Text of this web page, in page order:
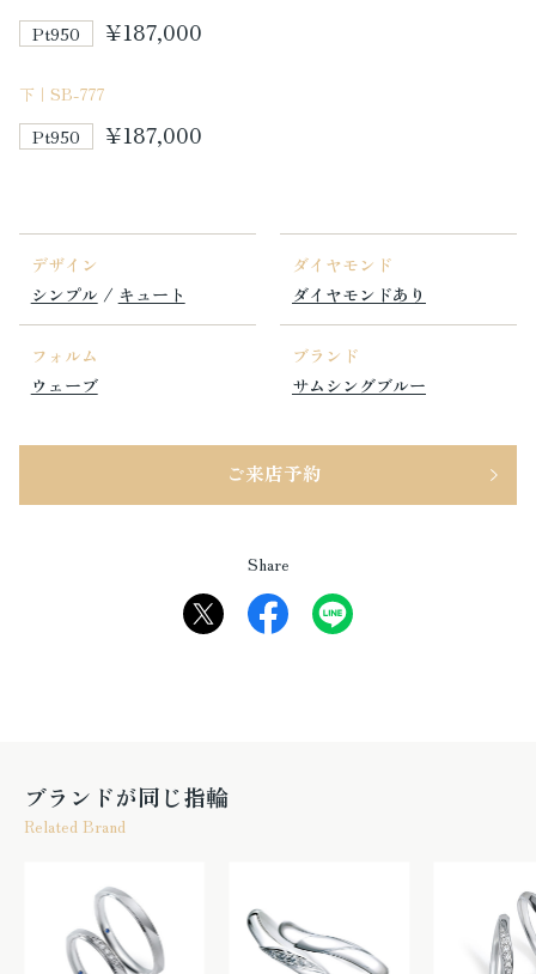
Pt950 ¥187,000
下｜SB-777
Pt950 ¥187,000
デザイン
シンプル / キュート
ダイヤモンド
ダイヤモンドあり
フォルム
ウェーブ
ブランド
サムシングブルー
ご来店予約
Share
ブランドが同じ指輪
Related Brand